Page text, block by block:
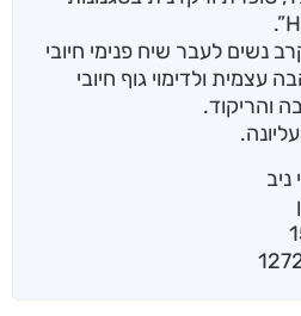
נשים לעבר שיח פנימי חיובי
ולדימוי גוף חיובי
והריקוד.